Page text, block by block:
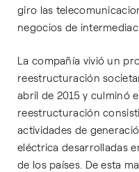
giro las
negocios de
La compañía vivió un
reestructuración
abril de 2015 y culminó
reestructuración
actividades de
eléctrica desarrolladas
de los países. De esta